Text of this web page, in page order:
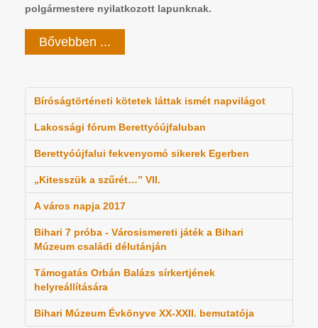
polgármestere nyilatkozott lapunknak.
Bővebben ...
Bíróságtörténeti kötetek láttak ismét napvilágot
Lakossági fórum Berettyóújfaluban
Berettyóújfalui fekvenyomó sikerek Egerben
„Kitesszük a szűrét…” VII.
A város napja 2017
Bihari 7 próba - Városismereti játék a Bihari
Múzeum családi délutánján
Támogatás Orbán Balázs sírkertjének
helyreállítására
Bihari Múzeum Évkönyve XX-XXII. bemutatója